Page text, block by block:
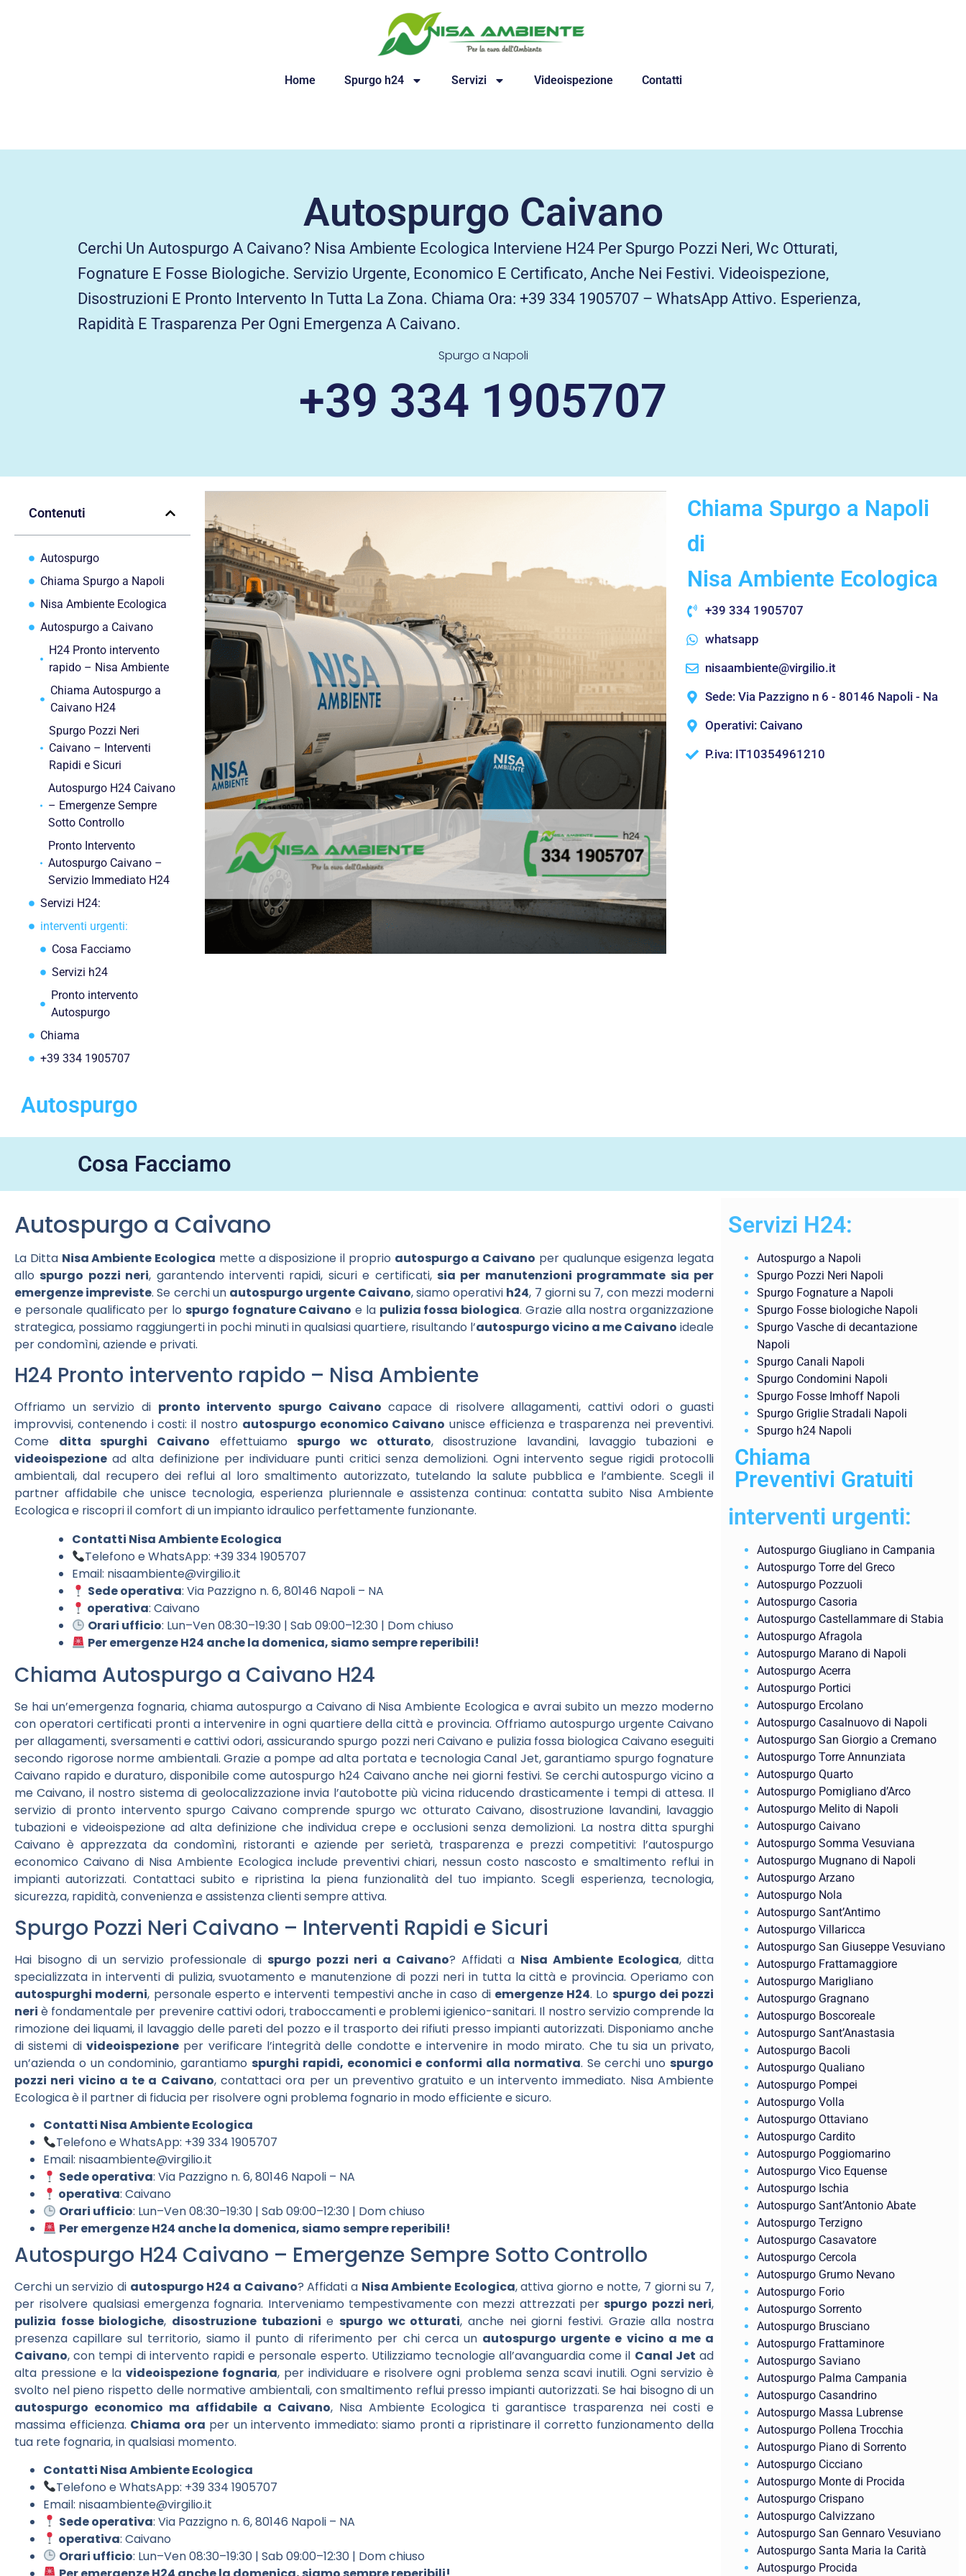
Home Spurgo h24 Servizi Videoispezione Contatti
Autospurgo Caivano
Cerchi Un Autospurgo A Caivano? Nisa Ambiente Ecologica Interviene H24 Per Spurgo Pozzi Neri, Wc Otturati,
Fognature E Fosse Biologiche. Servizio Urgente, Economico E Certificato, Anche Nei Festivi. Videoispezione,
Disostruzioni E Pronto Intervento In Tutta La Zona. Chiama Ora: +39 334 1905707 – WhatsApp Attivo. Esperienza,
Rapidità E Trasparenza Per Ogni Emergenza A Caivano.
Spurgo a Napoli
+39 334 1905707
Contenuti
Autospurgo
Chiama Spurgo a Napoli
Nisa Ambiente Ecologica
Autospurgo a Caivano
H24 Pronto intervento
rapido – Nisa Ambiente
Chiama Autospurgo a
Caivano H24
Spurgo Pozzi Neri
Caivano – Interventi
Rapidi e Sicuri
Autospurgo H24 Caivano
– Emergenze Sempre
Sotto Controllo
Pronto Intervento
Autospurgo Caivano –
Servizio Immediato H24
Servizi H24:
interventi urgenti:
Cosa Facciamo
Servizi h24
Pronto intervento
Autospurgo
Chiama
+39 334 1905707
Autospurgo
Chiama Spurgo a Napoli
di
Nisa Ambiente Ecologica
+39 334 1905707
whatsapp
nisaambiente@virgilio.it
Sede: Via Pazzigno n 6 - 80146 Napoli - Na
Operativi: Caivano
P.iva: IT10354961210
Cosa Facciamo
Autospurgo a Caivano
La Ditta Nisa Ambiente Ecologica mette a disposizione il proprio autospurgo a Caivano per qualunque esigenza legata
allospurgo pozzi neri, garantendo interventi rapidi, sicuri e certificati,sia per manutenzioni programmate sia per
emergenze impreviste. Se cerchi un autospurgo urgente Caivano, siamo operativi h24, 7 giorni su 7, con mezzi moderni
e personale qualificato per lo spurgo fognature Caivano e la pulizia fossa biologica. Grazie alla nostra organizzazione
strategica, possiamo raggiungerti in pochi minuti in qualsiasi quartiere, risultando l’autospurgo vicino a me Caivano ideale
per condomìni, aziende e privati.
H24 Pronto intervento rapido – Nisa Ambiente
Offriamo un servizio di pronto intervento spurgo Caivano capace di risolvere allagamenti, cattivi odori o guasti
improvvisi, contenendo i costi: il nostro autospurgo economico Caivano unisce efficienza e trasparenza nei preventivi.
Come ditta spurghi Caivano effettuiamospurgo wc otturato, disostruzione lavandini, lavaggio tubazioni e
videoispezione ad alta definizione per individuare punti critici senza demolizioni. Ogni intervento segue rigidi protocolli
ambientali, dal recupero dei reflui al loro smaltimento autorizzato, tutelando la salute pubblica e l’ambiente. Scegli il
partner affidabile che unisce tecnologia, esperienza pluriennale e assistenza continua: contatta subito Nisa Ambiente
Ecologica e riscopri il comfort di un impianto idraulico perfettamente funzionante.
Contatti Nisa Ambiente Ecologica
Telefono e WhatsApp: +39 334 1905707
Email: nisaambiente@virgilio.it
Sede operativa: Via Pazzigno n. 6, 80146 Napoli – NA
operativa: Caivano
Orari ufficio: Lun–Ven 08:30–19:30 | Sab 09:00–12:30 | Dom chiuso
Per emergenze H24 anche la domenica, siamo sempre reperibili!
Chiama Autospurgo a Caivano H24
Se hai un’emergenza fognaria, chiama autospurgo a Caivano di Nisa Ambiente Ecologica e avrai subito un mezzo moderno
con operatori certificati pronti a intervenire in ogni quartiere della città e provincia. Offriamo autospurgo urgente Caivano
per allagamenti, sversamenti e cattivi odori, assicurando spurgo pozzi neri Caivano e pulizia fossa biologica Caivano eseguiti
secondo rigorose norme ambientali. Grazie a pompe ad alta portata e tecnologia Canal Jet, garantiamo spurgo fognature
Caivano rapido e duraturo, disponibile come autospurgo h24 Caivano anche nei giorni festivi. Se cerchi autospurgo vicino a
me Caivano, il nostro sistema di geolocalizzazione invia l’autobotte più vicina riducendo drasticamente i tempi di attesa. Il
servizio di pronto intervento spurgo Caivano comprende spurgo wc otturato Caivano, disostruzione lavandini, lavaggio
tubazioni e videoispezione ad alta definizione che individua crepe e occlusioni senza demolizioni. La nostra ditta spurghi
Caivano è apprezzata da condomìni, ristoranti e aziende per serietà, trasparenza e prezzi competitivi: l’autospurgo
economico Caivano di Nisa Ambiente Ecologica include preventivi chiari, nessun costo nascosto e smaltimento reflui in
impianti autorizzati. Contattaci subito e ripristina la piena funzionalità del tuo impianto. Scegli esperienza, tecnologia,
sicurezza, rapidità, convenienza e assistenza clienti sempre attiva.
Spurgo Pozzi Neri Caivano – Interventi Rapidi e Sicuri
Hai bisogno di un servizio professionale di spurgo pozzi neri a Caivano? Affidati a Nisa Ambiente Ecologica, ditta
specializzata in interventi di pulizia, svuotamento e manutenzione di pozzi neri in tutta la città e provincia. Operiamo con
autospurghi moderni, personale esperto e interventi tempestivi anche in caso di emergenze H24. Lo spurgo dei pozzi
neri è fondamentale per prevenire cattivi odori, traboccamenti e problemi igienico-sanitari. Il nostro servizio comprende la
rimozione dei liquami, il lavaggio delle pareti del pozzo e il trasporto dei rifiuti presso impianti autorizzati. Disponiamo anche
di sistemi di videoispezione per verificare l’integrità delle condotte e intervenire in modo mirato. Che tu sia un privato,
un’azienda o un condominio, garantiamo spurghi rapidi, economici e conformi alla normativa. Se cerchi unospurgo
pozzi neri vicino a te a Caivano, contattaci ora per un preventivo gratuito e un intervento immediato. Nisa Ambiente
Ecologica è il partner di fiducia per risolvere ogni problema fognario in modo efficiente e sicuro.
Contatti Nisa Ambiente Ecologica
Telefono e WhatsApp: +39 334 1905707
Email: nisaambiente@virgilio.it
Sede operativa: Via Pazzigno n. 6, 80146 Napoli – NA
operativa: Caivano
Orari ufficio: Lun–Ven 08:30–19:30 | Sab 09:00–12:30 | Dom chiuso
Per emergenze H24 anche la domenica, siamo sempre reperibili!
Autospurgo H24 Caivano – Emergenze Sempre Sotto Controllo
Cerchi un servizio di autospurgo H24 a Caivano? Affidati a Nisa Ambiente Ecologica, attiva giorno e notte, 7 giorni su 7,
per risolvere qualsiasi emergenza fognaria. Interveniamo tempestivamente con mezzi attrezzati perspurgo pozzi neri,
pulizia fosse biologiche, disostruzione tubazioni espurgo wc otturati, anche nei giorni festivi. Grazie alla nostra
presenza capillare sul territorio, siamo il punto di riferimento per chi cerca un autospurgo urgente e vicino a me a
Caivano, con tempi di intervento rapidi e personale esperto. Utilizziamo tecnologie all’avanguardia come il Canal Jet ad
alta pressione e lavideoispezione fognaria, per individuare e risolvere ogni problema senza scavi inutili. Ogni servizio è
svolto nel pieno rispetto delle normative ambientali, con smaltimento reflui presso impianti autorizzati. Se hai bisogno di un
autospurgo economico ma affidabile a Caivano, Nisa Ambiente Ecologica ti garantisce trasparenza nei costi e
massima efficienza. Chiama ora per un intervento immediato: siamo pronti a ripristinare il corretto funzionamento della
tua rete fognaria, in qualsiasi momento.
Contatti Nisa Ambiente Ecologica
Telefono e WhatsApp: +39 334 1905707
Email: nisaambiente@virgilio.it
Sede operativa: Via Pazzigno n. 6, 80146 Napoli – NA
operativa: Caivano
Orari ufficio: Lun–Ven 08:30–19:30 | Sab 09:00–12:30 | Dom chiuso
Servizi H24:
Autospurgo a Napoli
Spurgo Pozzi Neri Napoli
Spurgo Fognature a Napoli
Spurgo Fosse biologiche Napoli
Spurgo Vasche di decantazione
Napoli
Spurgo Canali Napoli
Spurgo Condomini Napoli
Spurgo Fosse Imhoff Napoli
Spurgo Griglie Stradali Napoli
Spurgo h24 Napoli
Chiama
Preventivi Gratuiti
interventi urgenti:
Autospurgo Giugliano in Campania
Autospurgo Torre del Greco
Autospurgo Pozzuoli
Autospurgo Casoria
Autospurgo Castellammare di Stabia
Autospurgo Afragola
Autospurgo Marano di Napoli
Autospurgo Acerra
Autospurgo Portici
Autospurgo Ercolano
Autospurgo Casalnuovo di Napoli
Autospurgo San Giorgio a Cremano
Autospurgo Torre Annunziata
Autospurgo Quarto
Autospurgo Pomigliano d’Arco
Autospurgo Melito di Napoli
Autospurgo Caivano
Autospurgo Somma Vesuviana
Autospurgo Mugnano di Napoli
Autospurgo Arzano
Autospurgo Nola
Autospurgo Sant’Antimo
Autospurgo Villaricca
Autospurgo San Giuseppe Vesuviano
Autospurgo Frattamaggiore
Autospurgo Marigliano
Autospurgo Gragnano
Autospurgo Boscoreale
Autospurgo Sant’Anastasia
Autospurgo Bacoli
Autospurgo Qualiano
Autospurgo Pompei
Autospurgo Volla
Autospurgo Ottaviano
Autospurgo Cardito
Autospurgo Poggiomarino
Autospurgo Vico Equense
Autospurgo Ischia
Autospurgo Sant’Antonio Abate
Autospurgo Terzigno
Autospurgo Casavatore
Autospurgo Cercola
Autospurgo Grumo Nevano
Autospurgo Forio
Autospurgo Sorrento
Autospurgo Brusciano
Autospurgo Frattaminore
Autospurgo Saviano
Autospurgo Palma Campania
Autospurgo Casandrino
Autospurgo Massa Lubrense
Autospurgo Pollena Trocchia
Autospurgo Piano di Sorrento
Autospurgo Cicciano
Autospurgo Monte di Procida
Autospurgo Crispano
Autospurgo Calvizzano
Autospurgo San Gennaro Vesuviano
Autospurgo Santa Maria la Carità
Autospurgo Procida